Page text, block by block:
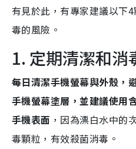
有見於此，有專家建議以下
毒的風險。
1. 定期清潔和消
每日清潔手機螢幕與外殼，
手機螢幕塗層，並建議使用
手機表面 ，因為漂白水中的
毒顆粒，有效殺菌消毒。